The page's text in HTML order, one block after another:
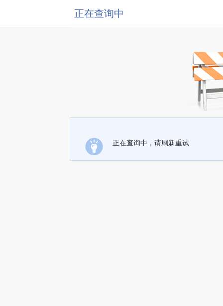
正在查询中
正在查询中，请刷新重试